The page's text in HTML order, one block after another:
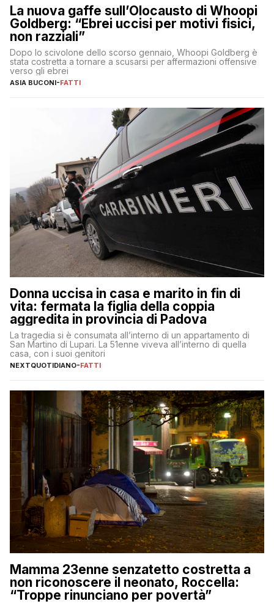
La nuova gaffe sull’Olocausto di Whoopi
Goldberg: “Ebrei uccisi per motivi fisici,
non razziali”
Dopo lo scivolone dello scorso gennaio, Whoopi Goldberg è
stata costretta a tornare a scusarsi per affermazioni offensive
verso gli ebrei
ASIA BUCONI-FATTI
Donna uccisa in casa e marito in fin di
vita: fermata la figlia della coppia
aggredita in provincia di Padova
La tragedia si è consumata all’interno di un appartamento di
San Martino di Lupari. La 51enne viveva all’interno di quella
casa, con i suoi genitori
NEXTQUOTIDIANO-FATTI
Mamma 23enne senzatetto costretta a
non riconoscere il neonato, Roccella:
“Troppe rinunciano per povertà”